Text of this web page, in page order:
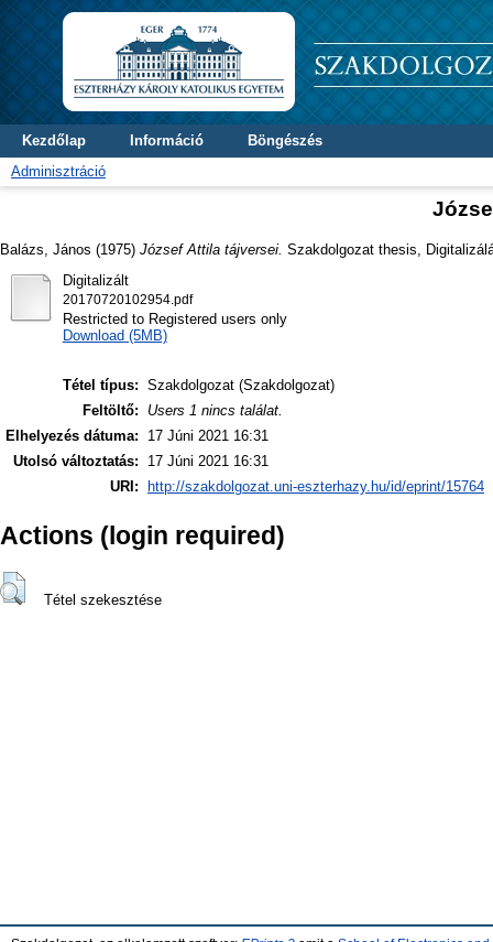
Kezdőlap Információ
Böngészés
Adminisztráció
Balázs, János (1975) József Attila tájversei. Szakdolgozat thesis,
Digitalizált
20170720102954.pdf
Restricted to Registered users only
Download (5MB)
Tétel típus: Szakdolgozat (Szakdolgozat)
Feltöltő:
Users 1 nincs találat.
Elhelyezés dátuma:
17 Júni 2021 16:31
Utolsó változtatás:
17 Júni 2021 16:31
URI:
http://szakdolgozat.uni-eszterhazy.hu/id/eprint/15764
Actions (login required)
Tétel szekesztése